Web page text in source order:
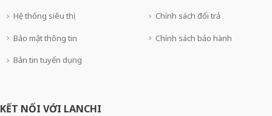
Hệ thống siêu thị
Bảo mật thông tin
Bản tin tuyển dụng
Chính sách đổi trả
Chính sách bảo hành
KẾT NỐI VỚI LANCHI